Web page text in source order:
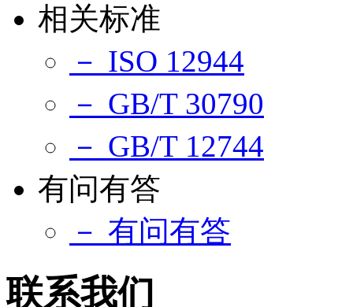
相关标准
－ ISO 12944
－ GB/T 30790
－ GB/T 12744
有问有答
－ 有问有答
联系我们